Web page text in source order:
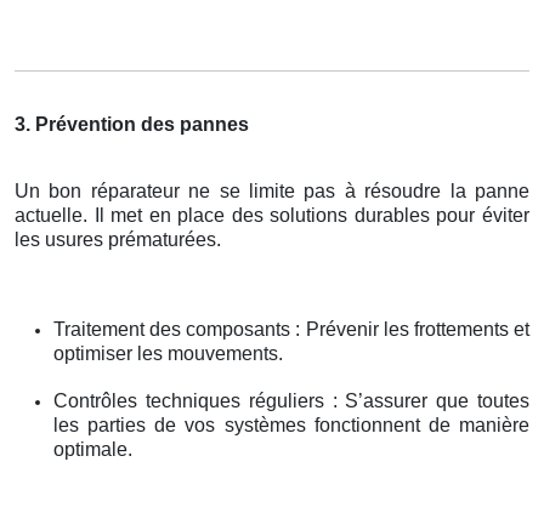
3. Prévention des pannes
Un bon réparateur ne se limite pas à résoudre la panne
actuelle. Il met en place des solutions durables pour éviter
les usures prématurées.
Traitement des composants : Prévenir les frottements et
optimiser les mouvements.
Contrôles techniques réguliers : S’assurer que toutes
les parties de vos systèmes fonctionnent de manière
optimale.